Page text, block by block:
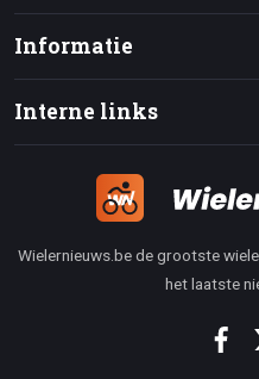
Informatie
Interne links
Wielernieuws.be de grootste
het laatste